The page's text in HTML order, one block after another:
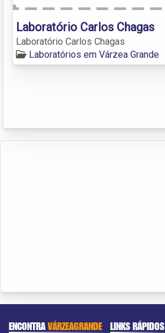
Laboratório Carlos Chagas
Laboratório Carlos Chagas
Laboratórios em Várzea Grande
ENCONTRAVÁRZEAGRANDE LINKS RÁPIDOS